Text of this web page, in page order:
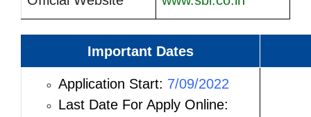
Important Dates
Application Start: 7/09/2022
Last Date For Apply Online: